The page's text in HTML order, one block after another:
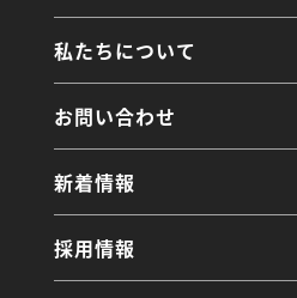
私たちについて
お問い合わせ
新着情報
採用情報